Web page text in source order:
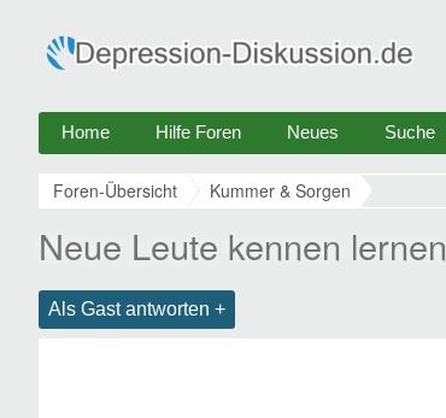
Home Hilfe Foren Neues Suche
Foren-Übersicht Kummer & Sorgen
Neue Leute kennen lernen
Als Gast antworten +